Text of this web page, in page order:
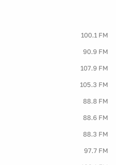
100.1 FM
90.9 FM
107.9 FM
105.3 FM
88.8 FM
88.6 FM
88.3 FM
97.7 FM